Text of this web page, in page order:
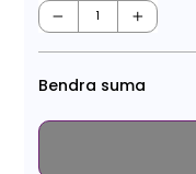
− +
Bendra suma